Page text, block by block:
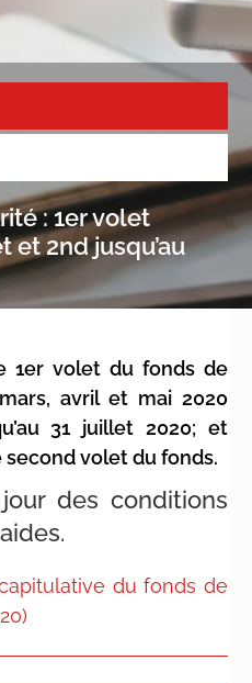
: 1er volet
et 2nd jusqu’au
1er volet du fonds de
avril et mai 2020
31 juillet 2020; et
second volet du fonds.
des conditions
du fonds de